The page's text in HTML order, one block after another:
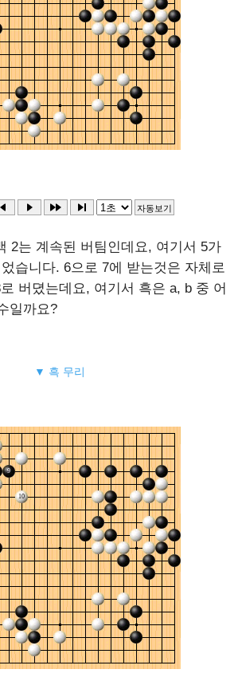
2는 계속된 버팀인데요, 여기서 5가
습니다. 6으로 7에 받는것은 자체로
버뎠는데요, 여기서 흑은 a, b 중 어
일까요?
▼ 흑 무리